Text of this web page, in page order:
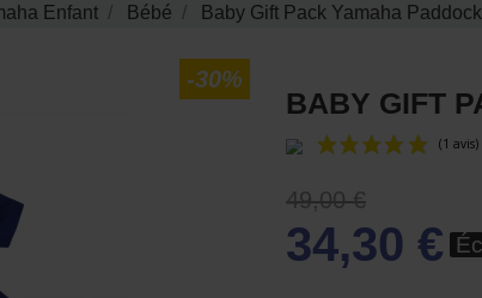
Enfant Bébé Baby Gift Pack Yamaha
-30%
BABY GIFT
49,00 €
34,30 €